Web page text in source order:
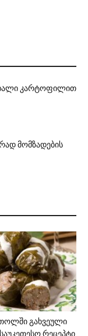
კარტოფილით
მომზადების
გახვეული
რეცეპტი